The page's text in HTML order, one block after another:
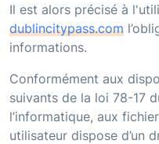
Il est alors précisé à
dublincitypass.com
informations.
Conformément aux
suivants de la loi 78-17
l’informatique, aux
utilisateur dispose d’un